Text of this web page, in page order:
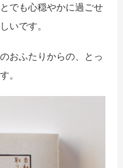
でも心穏やかに過ごせ
いです。
おふたりからの、とっ
。